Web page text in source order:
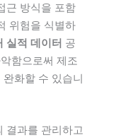
근 방식을 포함
위험을 식별하
실적 데이터 공
함으로써 제조
화할 수 있습니
결과를 관리하고